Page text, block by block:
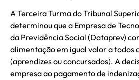
A Terceira Turma do Tribunal
determinou que a Empresa de
da Previdência Social (Dataprev)
alimentação em igual valor a todos
(aprendizes ou concursados). A
empresa ao pagamento de